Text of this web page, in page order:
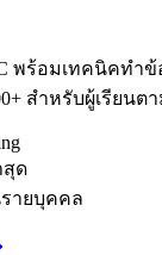
พร้อมเทคนิคทำข้
สำหรับผู้เรียนต
สุด
ายบุคคล